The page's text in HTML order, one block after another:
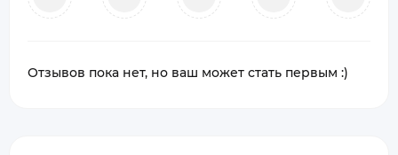
Отзывов пока нет, но ваш может стать первым :)